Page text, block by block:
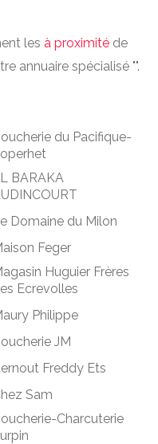
les à proximité de
annuaire spécialisé "".
du Pacifique-
BARAKA
Domaine du Milon
Feger
Huguier Frères
Ecrevolles
Philippe
JM
Freddy Ets
Sam
Charcuterie